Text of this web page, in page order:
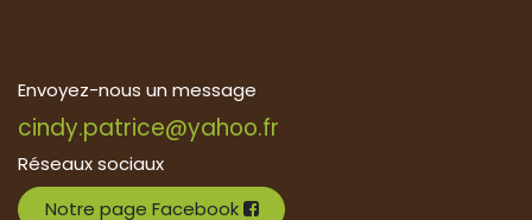
Envoyez-nous un message
cindy.patrice@yahoo.fr
Réseaux sociaux
Notre page Facebook